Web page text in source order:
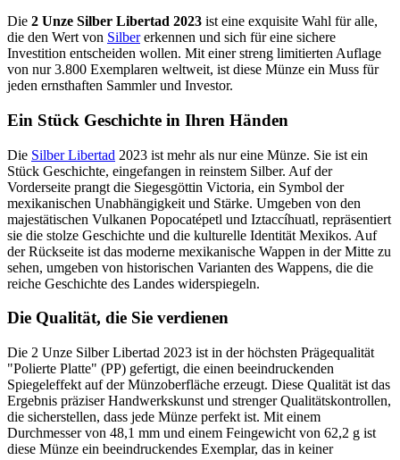
Die 2 Unze Silber Libertad 2023 ist eine exquisite Wahl für alle,
die den Wert von Silbererkennen und sich für eine sichere
Investition entscheiden wollen. Mit einer streng limitierten Auflage
von nur 3.800 Exemplaren weltweit, ist diese Münze ein Muss für
jeden ernsthaften Sammler und Investor.
Ein Stück Geschichte in Ihren Händen
Die Silber Libertad 2023 ist mehr als nur eine Münze. Sie ist ein
Stück Geschichte, eingefangen in reinstem Silber. Auf der
Vorderseite prangt die Siegesgöttin Victoria, ein Symbol der
mexikanischen Unabhängigkeit und Stärke. Umgeben von den
majestätischen Vulkanen Popocatépetl und Iztaccíhuatl, repräsentiert
sie die stolze Geschichte und die kulturelle Identität Mexikos. Auf
der Rückseite ist das moderne mexikanische Wappen in der Mitte zu
sehen, umgeben von historischen Varianten des Wappens, die die
reiche Geschichte des Landes widerspiegeln.
Die Qualität, die Sie verdienen
Die 2 Unze Silber Libertad 2023 ist in der höchsten Prägequalität
"Polierte Platte" (PP) gefertigt, die einen beeindruckenden
Spiegeleffekt auf der Münzoberfläche erzeugt. Diese Qualität ist das
Ergebnis präziser Handwerkskunst und strenger Qualitätskontrollen,
die sicherstellen, dass jede Münze perfekt ist. Mit einem
Durchmesser von 48,1 mm und einem Feingewicht von 62,2 g ist
diese Münze ein beeindruckendes Exemplar, das in keiner